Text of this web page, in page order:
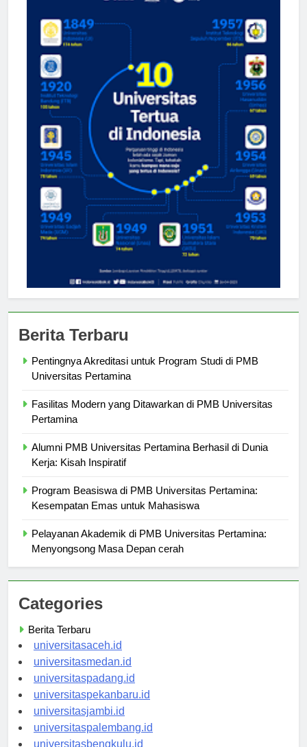
Pentingnya Akreditasi untuk Program Studi di PMB
Fasilitas Modern yang Ditawarkan di PMB Universitas
Alumni PMB Universitas Pertamina Berhasil di Dunia
Program Beasiswa di PMB Universitas Pertamina:
Pelayanan Akademik di PMB Universitas Pertamina:
Categories
Berita Terbaru
universitasaceh.id
universitasmedan.id
universitaspadang.id
universitaspekanbaru.id
universitasjambi.id
universitaspalembang.id